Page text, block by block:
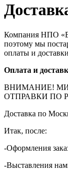
Компания НПО
поэтому мы
оплаты и
Оплата и
ВНИМАНИЕ!
ОТПРАВКИ ПО
Доставка по
Итак, после:
-Оформления
-Выставления